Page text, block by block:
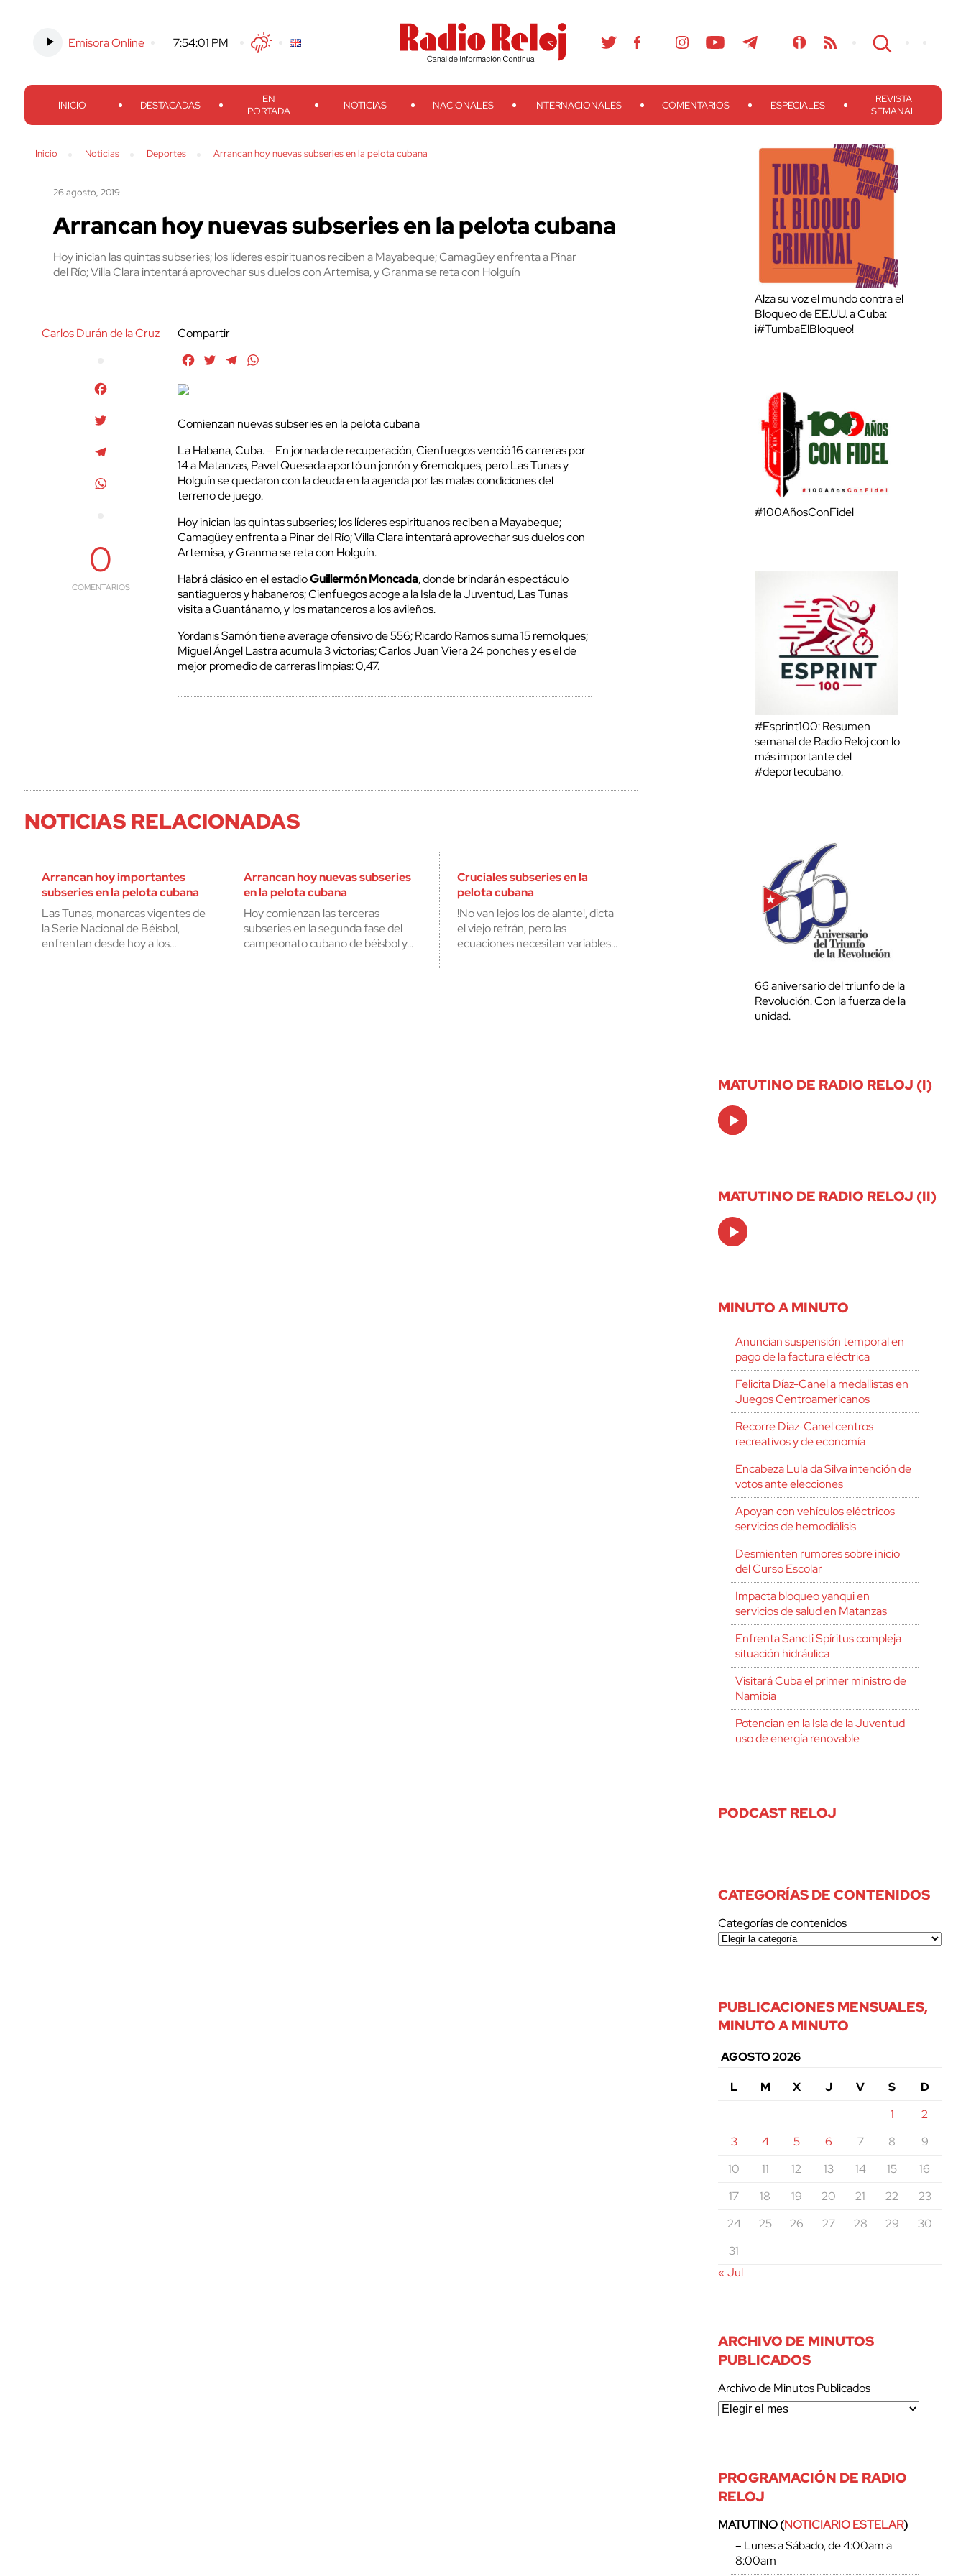
Emisora Online 7:54:02 PM TwitterFacebook
Threads
Instagram TelegramTeveo Ivoox RSS Search
INICIO DESTACADAS
EN
PORTADA
NOTICIAS NACIONALES INTERNACIONALES COMENTARIOS ESPECIALES
REVISTA
SEMANAL
Inicio Noticias Deportes Arrancan hoy nuevas subseries en la pelota cubana
26 agosto, 2019
Arrancan hoy nuevas subseries en la pelota cubana
Hoy inician las quintas subseries; los líderes espirituanos reciben a Mayabeque; Camagüey enfrenta a Pinar
del Río; Villa Clara intentará aprovechar sus duelos con Artemisa, y Granma se reta con Holguín
Carlos Durán de la Cruz
0
COMENTARIOS
Compartir
FacebookTwitterTelegram
Comienzan nuevas subseries en la pelota cubana
La Habana, Cuba. – En jornada de recuperación, Cienfuegos venció 16 carreras por
14 a Matanzas, Pavel Quesada aportó un jonrón y 6remolques; pero Las Tunas y
Holguín se quedaron con la deuda en la agenda por las malas condiciones del
terreno de juego.
Hoy inician las quintas subseries; los líderes espirituanos reciben a Mayabeque;
Camagüey enfrenta a Pinar del Río; Villa Clara intentará aprovechar sus duelos con
Artemisa, y Granma se reta con Holguín.
Habrá clásico en el estadioGuillermón Moncada, donde brindarán espectáculo
santiagueros y habaneros; Cienfuegos acoge a la Isla de la Juventud, Las Tunas
visita a Guantánamo, y los matanceros a los avileños.
Yordanis Samón tiene average ofensivo de 556; Ricardo Ramos suma 15 remolques;
Miguel Ángel Lastra acumula 3 victorias; Carlos Juan Viera 24 ponches y es el de
mejor promedio de carreras limpias: 0,47.
NOTICIAS RELACIONADAS
Arrancan hoy importantes
subseries en la pelota cubana
Las Tunas, monarcas vigentes de
la Serie Nacional de Béisbol,
enfrentan desde hoy a los…
Arrancan hoy nuevas subseries
en la pelota cubana
Hoy comienzan las terceras
subseries en la segunda fase del
campeonato cubano de béisbol y…
Cruciales subseries en la
pelota cubana
!No van lejos los de alante!, dicta
el viejo refrán, pero las
ecuaciones necesitan variables…
Alza su voz el mundo contra el
Bloqueo de EE.UU. a Cuba:
¡#TumbaElBloqueo!
#100AñosConFidel
#Esprint100: Resumen
semanal de Radio Reloj con lo
más importante del
#deportecubano.
66 aniversario del triunfo de la
Revolución. Con la fuerza de la
unidad.
MATUTINO DE RADIO RELOJ (I)
Audio
Player
MATUTINO DE RADIO RELOJ (II)
Audio
Player
MINUTO A MINUTO
Anuncian suspensión temporal en
pago de la factura eléctrica
Felicita Díaz-Canel a medallistas en
Juegos Centroamericanos
Recorre Díaz-Canel centros
recreativos y de economía
Encabeza Lula da Silva intención de
votos ante elecciones
Apoyan con vehículos eléctricos
servicios de hemodiálisis
Desmienten rumores sobre inicio
del Curso Escolar
Impacta bloqueo yanqui en
servicios de salud en Matanzas
Enfrenta Sancti Spíritus compleja
situación hidráulica
Visitará Cuba el primer ministro de
Namibia
Potencian en la Isla de la Juventud
uso de energía renovable
PODCAST RELOJ
CATEGORÍAS DE CONTENIDOS
Categorías de contenidos
PUBLICACIONES MENSUALES,
MINUTO A MINUTO
AGOSTO 2026
L
M X J V S
D
1
2
3
4 5 6 7 8
9
10
11 12 13 14 15
16
17
18 19 20 21 22
23
24
25 26 27 28 29
30
31
« Jul
ARCHIVO DE MINUTOS
PUBLICADOS
Archivo de Minutos Publicados
PROGRAMACIÓN DE RADIO
RELOJ
MATUTINO (NOTICIARIO ESTELAR)
– Lunes a Sábado, de 4:00am a
8:00am